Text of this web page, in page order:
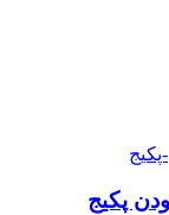
پکیج